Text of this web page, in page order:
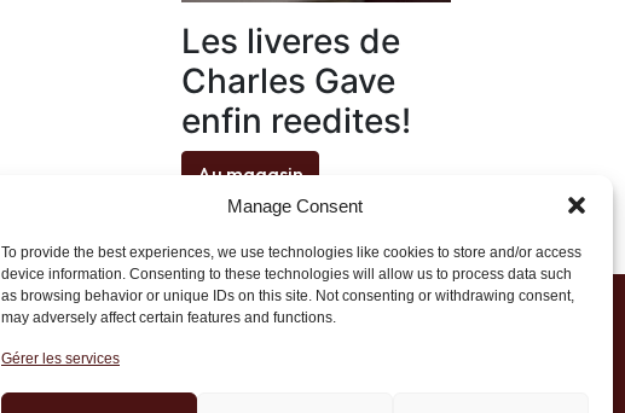
Manage Consent
To provide the best experiences, we use technologies like cookies to store and/or access
device information. Consenting to these technologies will allow us to process data such
as browsing behavior or unique IDs on this site. Not consenting or withdrawing consent,
may adversely affect certain features and functions.
Gérer les services
Les liveres de
Charles Gave
enfin reedites!
Au magasin
+33 (0)1 71 20 45 39